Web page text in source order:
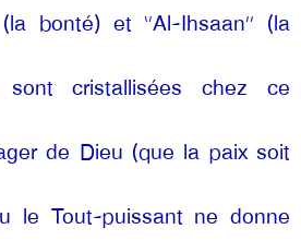
bonté) et ‘’Al-Ihsaan’’ (la
sont cristallisées chez ce
de Dieu (que la paix soit
le Tout-puissant ne donne